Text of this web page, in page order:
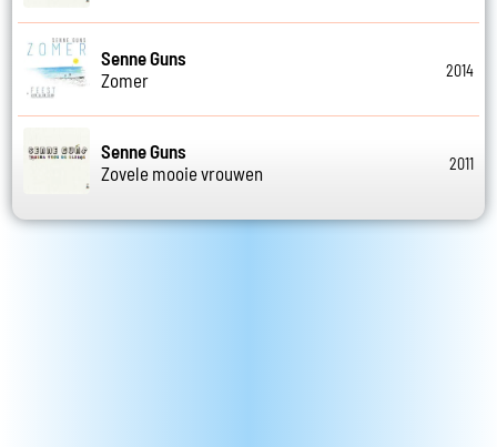
Senne Guns
Zomer
2014
Senne Guns
Zovele mooie vrouwen
2011